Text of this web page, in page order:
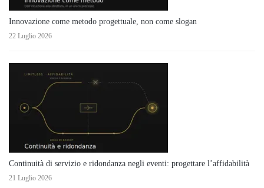
Innovazione come metodo progettuale, non come slogan
22 Luglio 2026
Continuità di servizio e ridondanza negli eventi: progettare l’affidabilità
21 Luglio 2026